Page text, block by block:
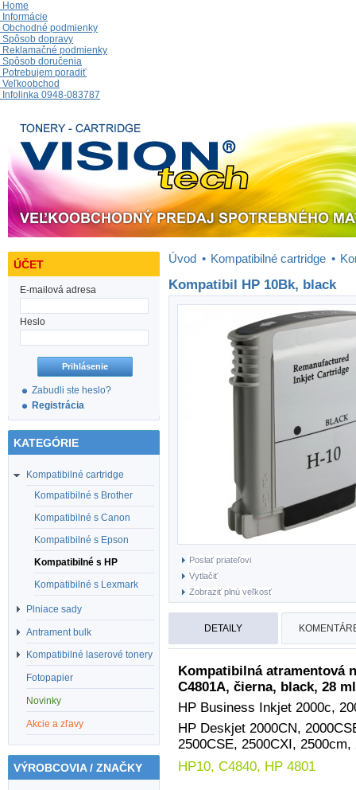
Home
Informácie
Obchodné podmienky
Spôsob dopravy
Reklamačné podmienky
Spôsob doručenia
Potrebujem poradiť
Veľkoobchod
Infolinka 0948-083787
ÚČET
E-mailová adresa
Heslo
Zabudli ste heslo?
Registrácia
KATEGÓRIE
Kompatibilné cartridge
Kompatibilné s Brother
Kompatibilné s Canon
Kompatibilné s Epson
Kompatibilné s HP
Kompatibilné s Lexmark
Plniace sady
Antrament bulk
Kompatibilné laserové tonery
Fotopapier
Novinky
Akcie a zľavy
VÝROBCOVIA / ZNAČKY
Úvod • Kompatibilné cartridge •
Kompatibil HP 10Bk, black
Poslať priateľovi
Vytlačiť
Zobraziť plnú veľkosť
DETAILY
Kompatibilná atramentová
C4801A, čierna, black, 28
HP Business Inkjet 2000c,
HP Deskjet 2000CN,
2500CSE, 2500CXI, 2500cm,
HP10, C4840, HP 4801